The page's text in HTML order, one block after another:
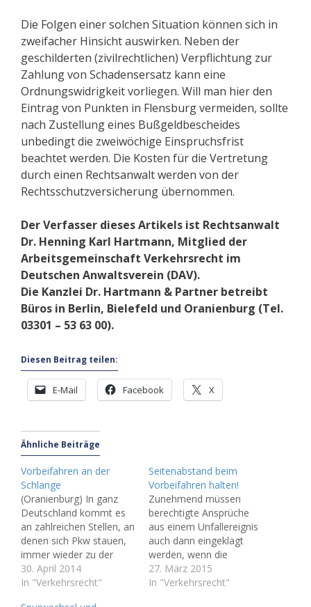
Die Folgen einer solchen Situation können sich in
zweifacher Hinsicht auswirken. Neben der
geschilderten (zivilrechtlichen) Verpflichtung zur
Zahlung von Schadensersatz kann eine
Ordnungswidrigkeit vorliegen. Will man hier den
Eintrag von Punkten in Flensburg vermeiden, sollte
nach Zustellung eines Bußgeldbescheides
unbedingt die zweiwöchige Einspruchsfrist
beachtet werden. Die Kosten für die Vertretung
durch einen Rechtsanwalt werden von der
Rechtsschutzversicherung übernommen.
Der Verfasser dieses Artikels ist Rechtsanwalt
Dr. Henning Karl Hartmann, Mitglied der
Arbeitsgemeinschaft Verkehrsrecht im
Deutschen Anwaltsverein (DAV).
Die Kanzlei Dr. Hartmann & Partner betreibt
Büros in Berlin, Bielefeld und Oranienburg (Tel.
03301 – 53 63 00).
Diesen Beitrag teilen:
E-Mail Facebook X
Ähnliche Beiträge
Vorbeifahren an der
Schlange
(Oranienburg) In ganz
Deutschland kommt es
an zahlreichen Stellen, an
denen sich Pkw stauen,
immer wieder zu der
Situation, in der
stehende PKW überholt
30. April 2014
In "Verkehrsrecht"
Seitenabstand beim
Vorbeifahren halten!
Zunehmend müssen
berechtigte Ansprüche
aus einem Unfallereignis
auch dann eingeklagt
werden, wenn die
Verteilung des
Verschuldens, richtiger
27. März 2015
In "Verkehrsrecht"